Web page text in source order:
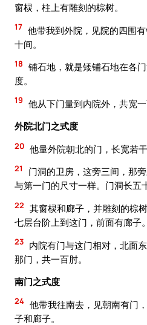
窗棂，柱上有雕刻的棕树。
17 他带我到外院，见院的四围
十间。
18 铺石地，就是矮铺石地在各
度。
19 他从下门量到内院外，共宽
外院北门之式度
20 他量外院朝北的门，长宽若干
21
门洞的卫房，这旁三间，那
与第一门的尺寸一样。门洞长五
22 其窗棂和廊子，并雕刻的棕
七层台阶上到这门，前面有廊子。
23 内院有门与这门相对，北面
那门，共一百肘。
南门之式度
24 他带我往南去，见朝南有门
子和廊子。